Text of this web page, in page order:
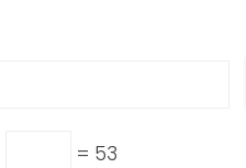
= 53